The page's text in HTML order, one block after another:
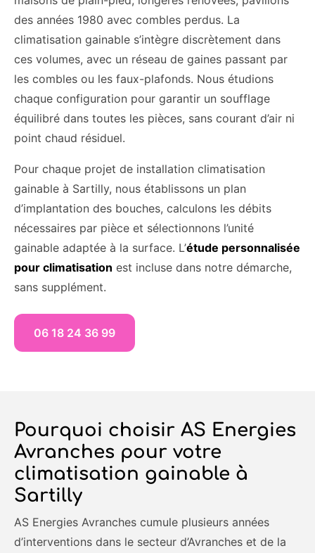
des années 1980 avec combles perdus. La
climatisation gainable s’intègre discrètement dans
ces volumes, avec un réseau de gaines passant par
les combles ou les faux-plafonds. Nous étudions
chaque configuration pour garantir un soufflage
équilibré dans toutes les pièces, sans courant d’air ni
point chaud résiduel.
Pour chaque projet de installation climatisation
gainable à Sartilly, nous établissons un plan
d’implantation des bouches, calculons les débits
nécessaires par pièce et sélectionnons l’unité
gainable adaptée à la surface. L’étude personnalisée
pour climatisation est incluse dans notre démarche,
sans supplément.
06 18 24 36 99
Pourquoi choisir AS Energies
Avranches pour votre
climatisation gainable à
Sartilly
AS Energies Avranches cumule plusieurs années
d’interventions dans le secteur d’Avranches et de la